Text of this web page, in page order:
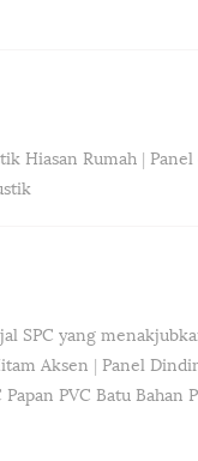
Hiasan Rumah |
SPC yang
Aksen | Panel
Papan PVC Batu Bahan